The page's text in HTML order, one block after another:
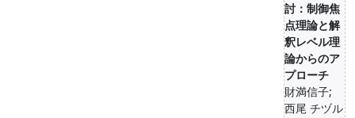
討：制御焦
点理論と解
釈レベル理
論からのア
プローチ
財満信子;
西尾 チヅル